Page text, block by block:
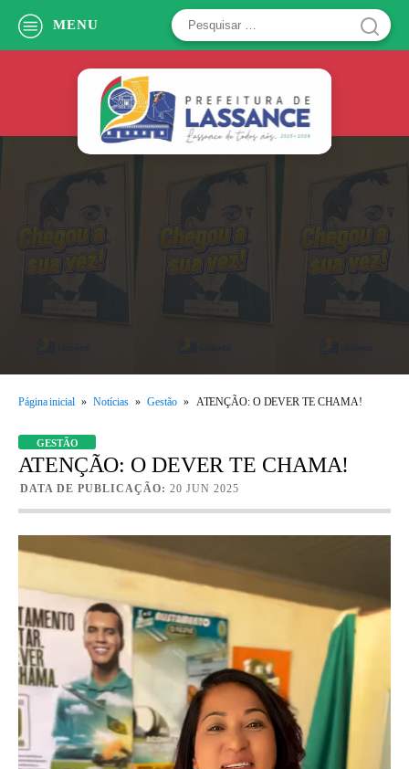
MENU
Pesquisar
Página inicial » Notícias » Gestão » ATENÇÃO: O DEVER TE CHAMA!
GESTÃO
ATENÇÃO: O DEVER TE CHAMA!
DATA DE PUBLICAÇÃO: 20 JUN 2025